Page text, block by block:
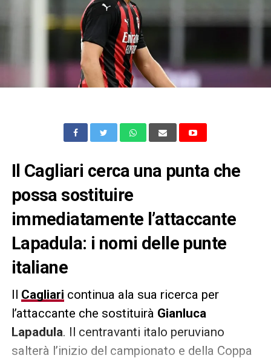
Il Cagliari cerca una punta che
possa sostituire
immediatamente l’attaccante
Lapadula: i nomi delle punte
italiane
Il Cagliari continua ala sua ricerca per
l’attaccante che sostituirà Gianluca
Lapadula. Il centravanti italo peruviano
salterà l’inizio del campionato e della Coppa